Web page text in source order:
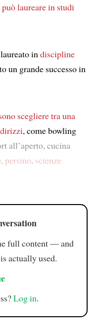
laureare in studi
in discipline
un grande successo in
scegliere tra una
, come bowling
all’aperto, cucina
persino, scienze
full content — and
actually used.
Log in.